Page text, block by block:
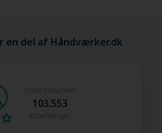
en del af Håndværker.dk
Vi har indsamlet
103.553
anbefalinger